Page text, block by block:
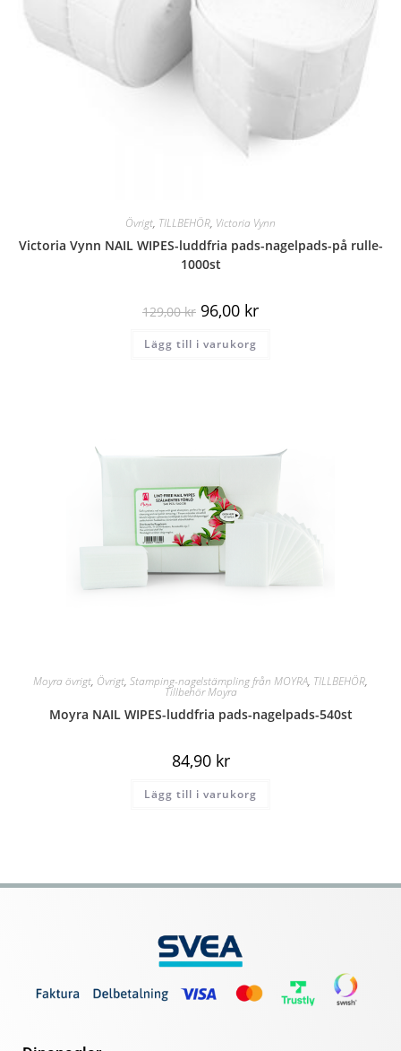
Övrigt, TILLBEHÖR, Victoria Vynn
Victoria Vynn NAIL WIPES-luddfria pads-nagelpads-på rulle-
1000st
129,00kr 96,00 kr
Lägg till i varukorg
Moyra övrigt, Övrigt, Stamping-nagelstämpling från MOYRA, TILLBEHÖR,
Tillbehör Moyra
Moyra NAIL WIPES-luddfria pads-nagelpads-540st
84,90 kr
Lägg till i varukorg